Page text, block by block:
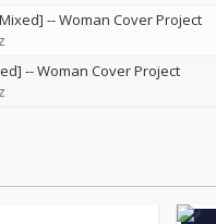
--Woman Cover Project
--Woman Cover Project